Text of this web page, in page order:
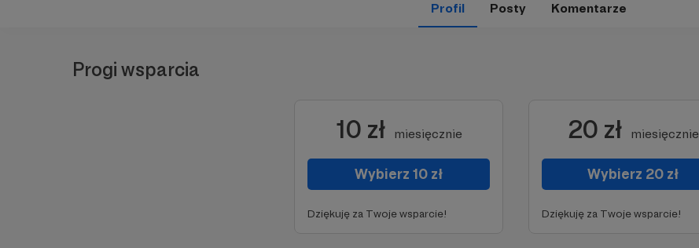
Profil Posty Komentarze
Progi wsparcia
10 zł miesięcznie
Wybierz 10 zł
Dziękuję za Twoje wsparcie!
20 zł miesięcznie
Wybierz 20 zł
Dziękuję za Twoje wsparcie!